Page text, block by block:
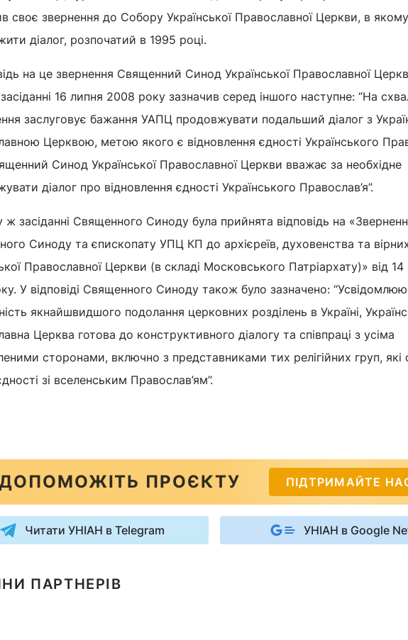
своє звернення до Собору Української Православної Церкви, в
діалог, розпочатий в 1995 році.
на це звернення Священний Синод Української Православної
16 липня 2008 року зазначив серед іншого наступне: “На
заслуговує бажання УАПЦ продовжувати подальший діалог з
Церквою, метою якого є відновлення єдності Українського
Синод Української Православної Церкви вважає за необхідне
діалог про відновлення єдності Українського Православ’я”.
засіданні Священного Синоду була прийнята відповідь на
Синоду та єпископату УПЦ КП до архієреїв, духовенства та
Православної Церкви (в складі Московського Патріархату)» від 14
У відповіді Священного Синоду також було зазначено:
якнайшвидшого подолання церковних розділень в Україні,
Церква готова до конструктивного діалогу та співпраці з усіма
сторонами, включно з представниками тих релігійних груп, які
зі вселенським Православ’ям”.
ПРОЄКТУ ПІДТРИМАЙТЕ
Читати УНІАН в Telegram УНІАН в Google
ПАРТНЕРІВ